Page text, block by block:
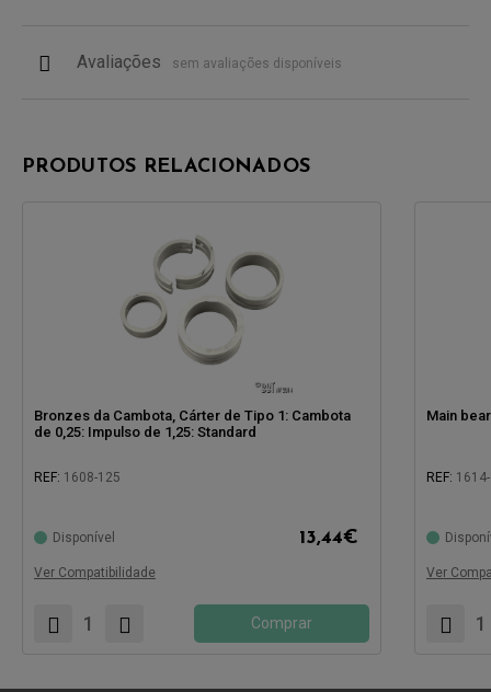
Avaliações sem avaliações disponíveis
PRODUTOS RELACIONADOS
Bronzes da Cambota, Cárter de Tipo 1: Cambota
de 0,25: Impulso de 1,25: Standard
REF: 1608-125
Disponível 13,44€
Ver Compatibilidade
Comprar
Main
REF:
Ver